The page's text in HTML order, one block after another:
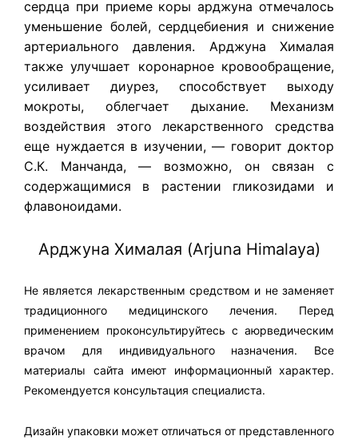
сердца при приеме коры арджуна отмечалось
уменьшение болей, сердцебиения и снижение
артериального давления. Арджуна Хималая
также улучшает коронарное кровообращение,
усиливает диурез, способствует выходу
мокроты, облегчает дыхание. Механизм
воздействия этого лекарственного средства
еще нуждается в изучении, — говорит доктор
С.К. Манчанда, — возможно, он связан с
содержащимися в растении гликозидами и
флавоноидами.
Арджуна Хималая (Arjuna Himalaya)
Не является лекарственным средством и не заменяет
традиционного медицинского лечения. Перед
применением проконсультируйтесь с аюрведическим
врачом для индивидуального назначения. Все
материалы сайта имеют информационный характер.
Рекомендуется консультация специалиста.
Дизайн упаковки может отличаться от представленного